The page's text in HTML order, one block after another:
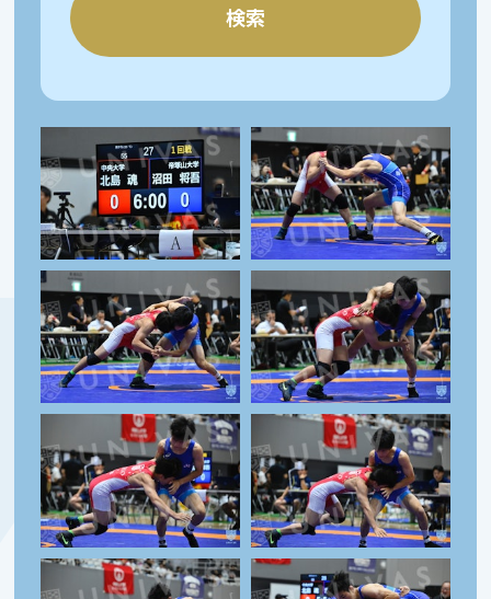
検索